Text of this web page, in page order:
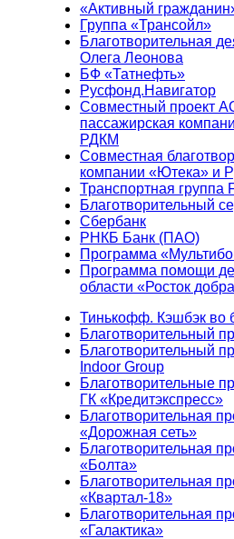
«Активный
Группа «Трансойл»
Благотворительная
Олега Леонова
БФ «Татнефть»
Русфонд.Навигатор
Совместный проект
пассажирская
РДКМ
Совместная
компании «Ютека» и
Транспортная группа
Благотворительный
Сбербанк
РНКБ Банк (ПАО)
Программа
Программа помощи
области «Росток
Тинькофф. Кэшбэк во
Благотворительный
Благотворительный
Indoor Group
Благотворительные
ГК «Кредитэкспресс»
Благотворительная
«Дорожная сеть»
Благотворительная
«Болта»
Благотворительная
«Квартал-18»
Благотворительная
«Галактика»